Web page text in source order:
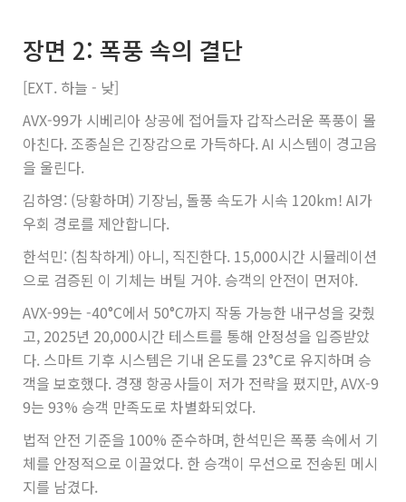
장면 2: 폭풍 속의 결단
[EXT. 하늘 - 낮]
AVX-99가 시베리아 상공에 접어들자 갑작스러운 폭풍이 몰
아친다. 조종실은 긴장감으로 가득하다. AI 시스템이 경고음
을 울린다.
김하영: (당황하며) 기장님, 돌풍 속도가 시속 120km! AI가
우회 경로를 제안합니다.
한석민: (침착하게) 아니, 직진한다. 15,000시간 시뮬레이션
으로 검증된 이 기체는 버틸 거야. 승객의 안전이 먼저야.
AVX-99는 -40°C에서 50°C까지 작동 가능한 내구성을 갖췄
고, 2025년 20,000시간 테스트를 통해 안정성을 입증받았
다. 스마트 기후 시스템은 기내 온도를 23°C로 유지하며 승
객을 보호했다. 경쟁 항공사들이 저가 전략을 폈지만, AVX-9
9는 93% 승객 만족도로 차별화되었다.
법적 안전 기준을 100% 준수하며, 한석민은 폭풍 속에서 기
체를 안정적으로 이끌었다. 한 승객이 무선으로 전송된 메시
지를 남겼다.